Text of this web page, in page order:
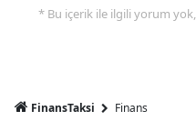
* Bu içerik ile ilgili yorum
FinansTaksi Finans